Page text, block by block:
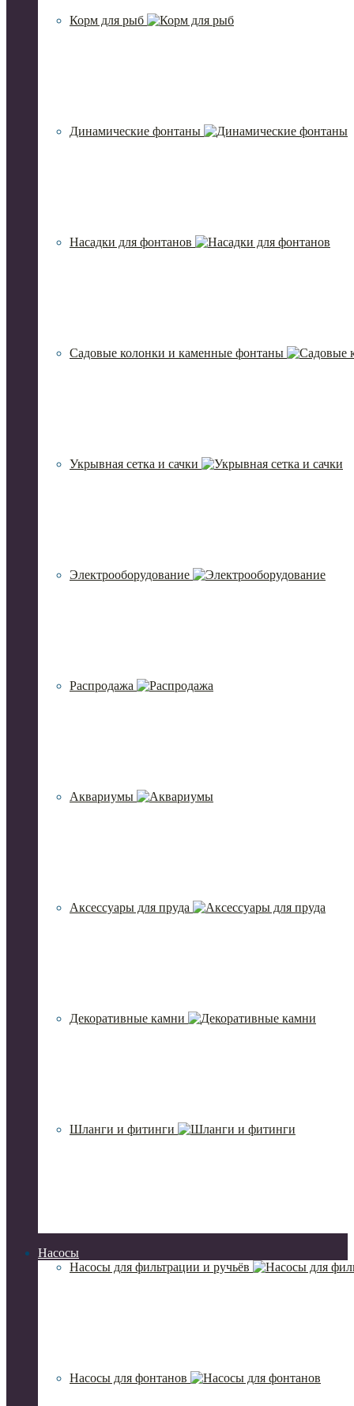
Корм для рыб
Динамические фонтаны
Насадки для фонтанов
Садовые колонки и каменные фонтаны
Укрывная сетка и сачки
Электрооборудование
Распродажа
Аквариумы
Аксессуары для пруда
Декоративные камни
Шланги и фитинги
Насосы
Насосы для фильтрации и ручьёв
Насосы для фонтанов